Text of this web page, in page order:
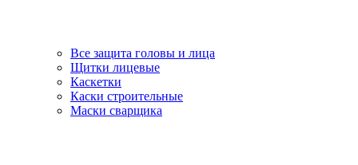
Все защита головы и лица
Щитки лицевые
Каскетки
Каски строительные
Маски сварщика